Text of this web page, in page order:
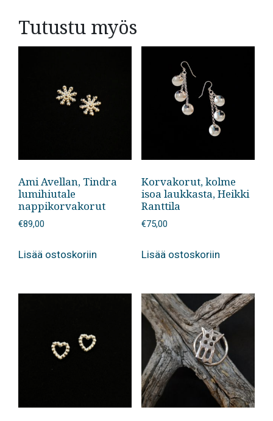
Tutustu myös
Ami Avellan, Tindra
lumihiutale
nappikorvakorut
€89,00
Lisää ostoskoriin
Korvakorut, kolme
isoa laukkasta, Heikki
Ranttila
€75,00
Lisää ostoskoriin